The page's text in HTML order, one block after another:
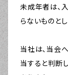
未成年者は、
らないものとし
当社は、当会
当すると判断